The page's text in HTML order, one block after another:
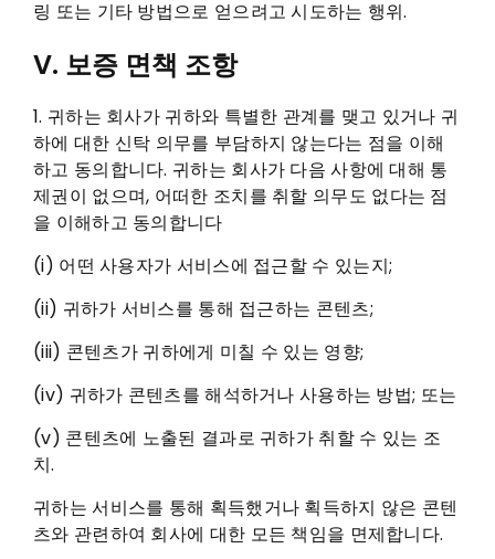
링 또는 기타 방법으로 얻으려고 시도하는 행위.
V. 보증 면책 조항
1. 귀하는 회사가 귀하와 특별한 관계를 맺고 있거나 귀
하에 대한 신탁 의무를 부담하지 않는다는 점을 이해
하고 동의합니다. 귀하는 회사가 다음 사항에 대해 통
제권이 없으며, 어떠한 조치를 취할 의무도 없다는 점
을 이해하고 동의합니다
(i) 어떤 사용자가 서비스에 접근할 수 있는지;
(ii) 귀하가 서비스를 통해 접근하는 콘텐츠;
(iii) 콘텐츠가 귀하에게 미칠 수 있는 영향;
(iv) 귀하가 콘텐츠를 해석하거나 사용하는 방법; 또는
(v) 콘텐츠에 노출된 결과로 귀하가 취할 수 있는 조
치.
귀하는 서비스를 통해 획득했거나 획득하지 않은 콘텐
츠와 관련하여 회사에 대한 모든 책임을 면제합니다.